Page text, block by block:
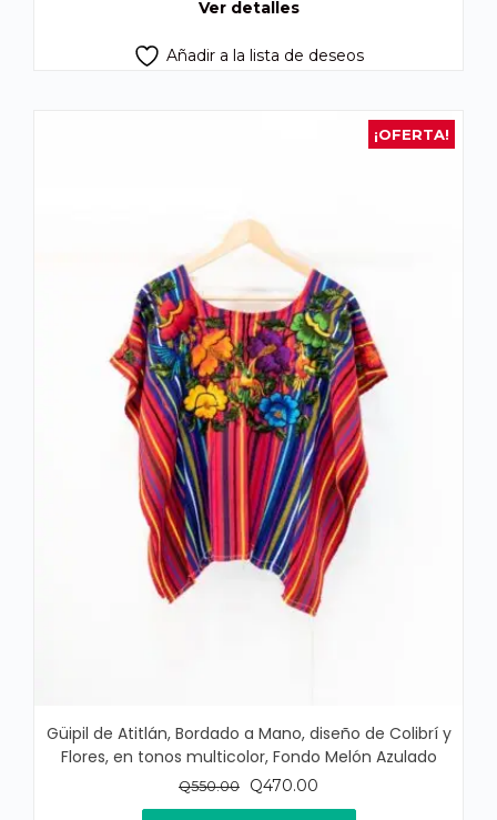
Ver detalles
Añadir a la lista de deseos
¡OFERTA!
Güipil de Atitlán, Bordado a Mano, diseño de Colibrí y
Flores, en tonos multicolor, Fondo Melón Azulado
Q550.00
El
precio
Q470.00
precio